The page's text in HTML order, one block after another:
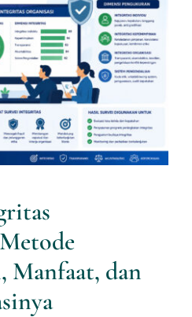
Organisasi:
dan
Riset
Manfaat, dan